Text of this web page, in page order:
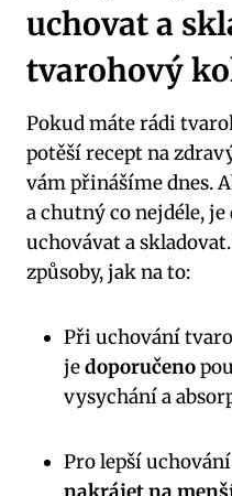
uchovat a
tvarohový
Pokud máte rádi
potěší recept na
vám přinášíme dnes.
a chutný co nejdéle,
uchovávat a
způsoby, jak na to:
Při uchování
jedoporučeno
vysychání a
Pro lepší